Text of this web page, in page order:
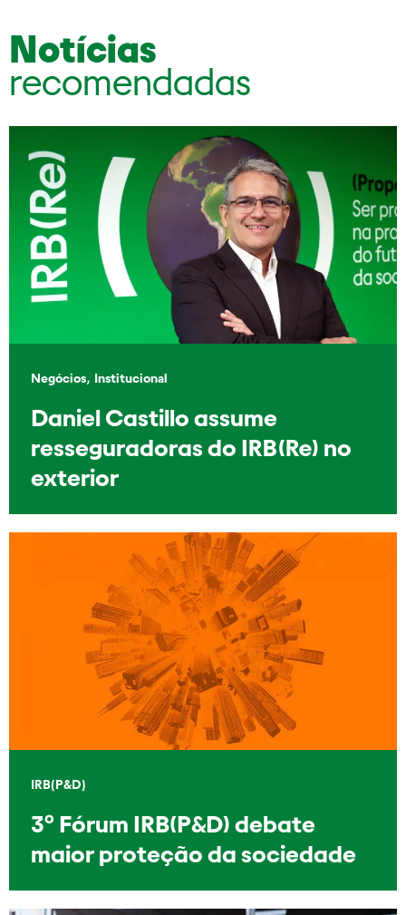
Notícias
recomendadas
Negócios, Institucional
Daniel Castillo assume
resseguradoras do IRB(Re) no
exterior
IRB(P&D)
3º Fórum IRB(P&D) debate
maior proteção da sociedade